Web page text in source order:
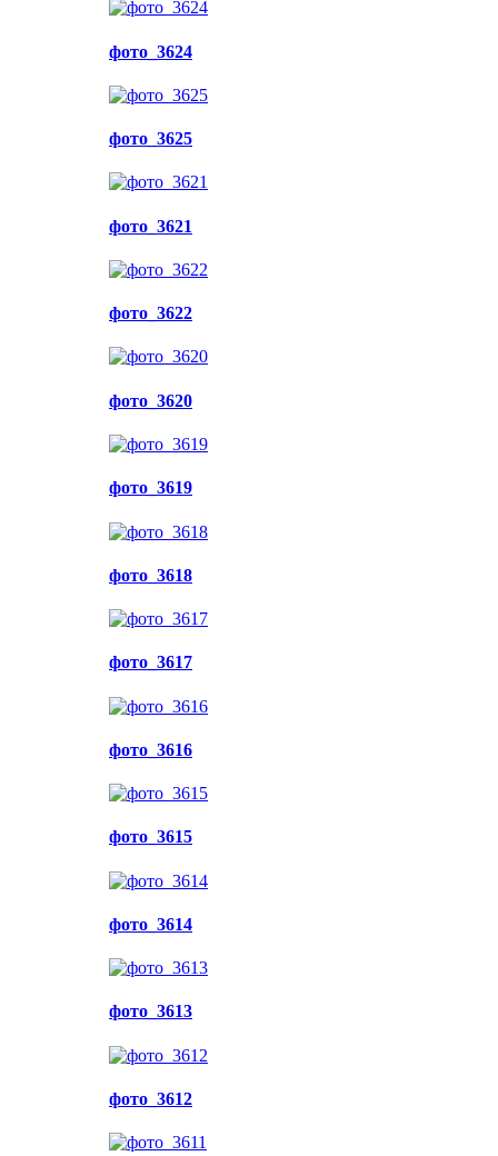
фото_3624
фото_3625
фото_3621
фото_3622
фото_3620
фото_3619
фото_3618
фото_3617
фото_3616
фото_3615
фото_3614
фото_3613
фото_3612